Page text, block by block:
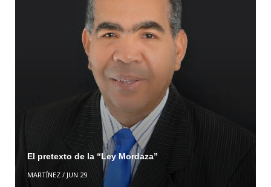
El pretexto de la “Ley Mordaza”
MARTÍNEZ/ JUN 29